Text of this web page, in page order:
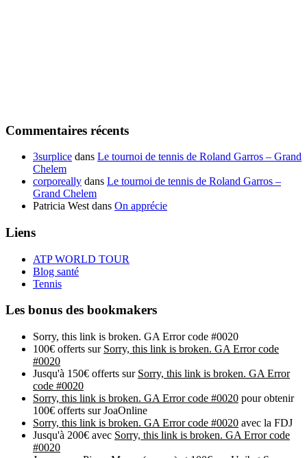
Commentaires récents
3surplice dans Le tournoi de tennis de Roland Garros – Grand
Chelem
corporeally dans Le tournoi de tennis de Roland Garros –
Grand Chelem
Patricia West dans On apprécie
Liens
ATP WORLD TOUR
Blog santé
Tennis
Les bonus des bookmakers
Sorry, this link is broken. GA Error code #0020
100€ offerts sur Sorry, this link is broken. GA Error code
#0020
Jusqu'à 150€ offerts sur Sorry, this link is broken. GA Error
code #0020
Sorry, this link is broken. GA Error code #0020 pour obtenir
100€ offerts sur JoaOnline
Sorry, this link is broken. GA Error code #0020 avec la FDJ
Jusqu'à 200€ avec Sorry, this link is broken. GA Error code
#0020